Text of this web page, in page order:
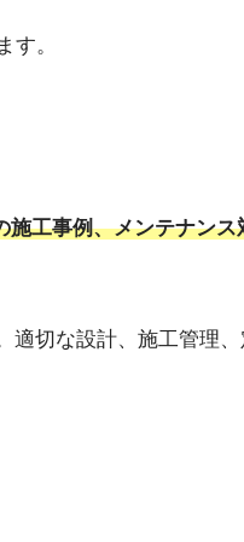
す。
工事例、メンテナン
切な設計、施工管理